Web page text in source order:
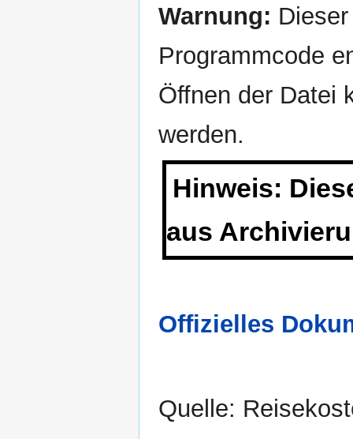
Warnung:
Programmcode
Öffnen der Datei
werden.
Hinweis:
aus
Offizielles
Quelle: